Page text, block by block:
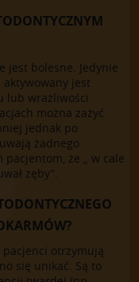
jest bolesne. Jedynie
jest
lub wrażliwości
można zażyć
jednak po
żadnego
że „ w cale
zęby”.
pacjenci otrzymują
się unikać. Są to